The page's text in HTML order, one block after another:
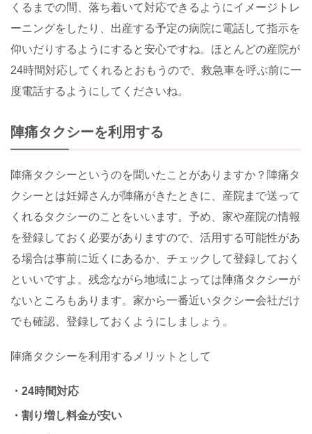
くるまでの間、落ち着いて対応できるようにイメージトレ
ーニングをしたり、出産する予定の病院に電話して指示を
仰いだりするようにすると安心ですね。ほとんどの産院が
24時間対応してくれるとおもうので、救急車を呼ぶ前に一
度電話するようにしてくださいね。
陣痛タクシーを利用する
陣痛タクシーというのを聞いたことがありますか？陣痛タ
クシーとは妊婦さんが陣痛がきたときに、産院まで送って
くれるタクシーのことをいいます。予め、家や産院の情報
を登録しておく必要がありますので、活用する可能性があ
る場合は事前に近くにあるか、チェックして登録しておく
といいですよ。残念ながら地域によっては陣痛タクシーが
ないところもあります。家から一番近いタクシー会社だけ
でも確認、登録しておくようにしましょう。
陣痛タクシーを利用するメリットとして
・24時間対応
・割り増し料金が安い